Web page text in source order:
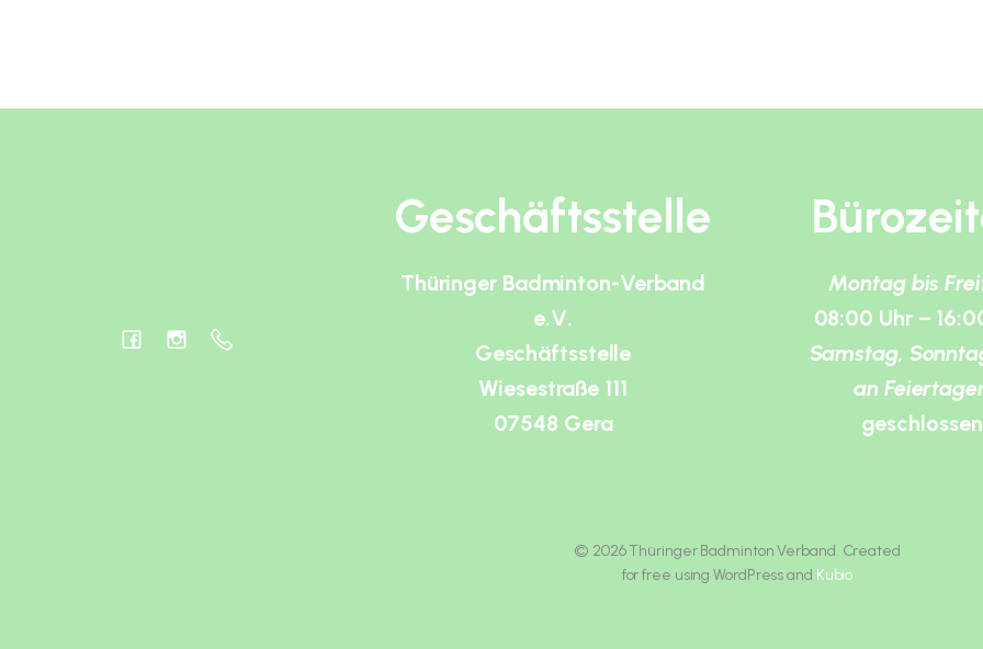
Geschäftsstelle
Thüringer Badminton-Verband
e.V.
Geschäftsstelle
Wiesestraße 111
07548 Gera
Montag bis
08:00 Uhr –
Samstag,
an
geschlossen
© 2026 Thüringer Badminton Verband. Created
for free using WordPress and Kubio